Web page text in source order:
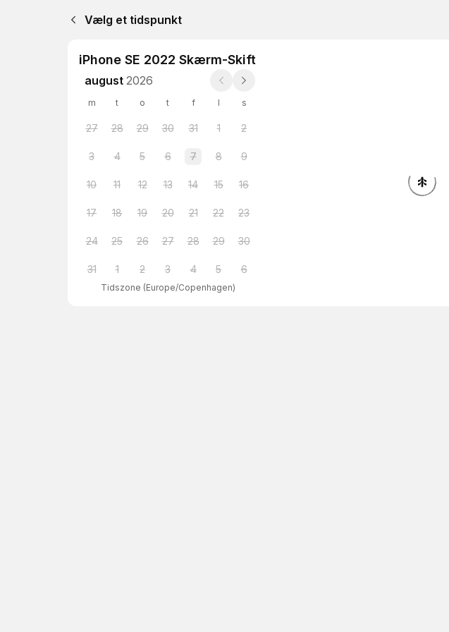
Vælg et tidspunkt
iPhone SE 2022 Skærm-Skift
august 2026
m t o t f l s
27 28 29 30 31 1 2
3 4 5 6 7 8 9
10 11 12 13 14 15 16
17 18 19 20 21 22 23
24 25 26 27 28 29 30
31 1 2 3 4 5 6
Tidszone (Europe/Copenhagen)